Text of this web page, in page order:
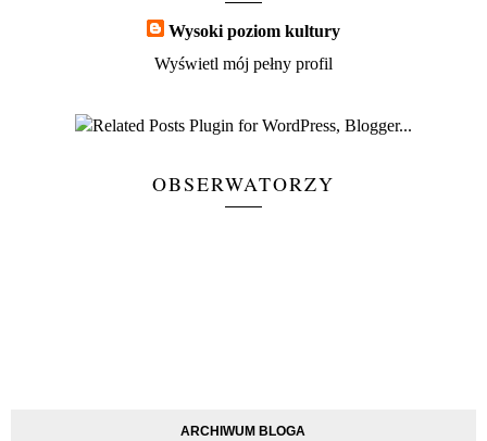
Wysoki poziom kultury
Wyświetl mój pełny profil
OBSERWATORZY
ARCHIWUM BLOGA